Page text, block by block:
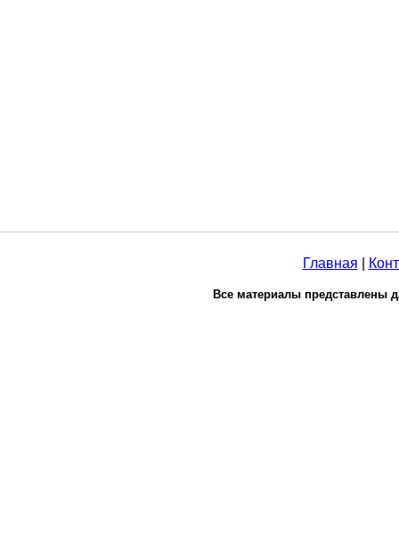
Главная
Все материалы представлены